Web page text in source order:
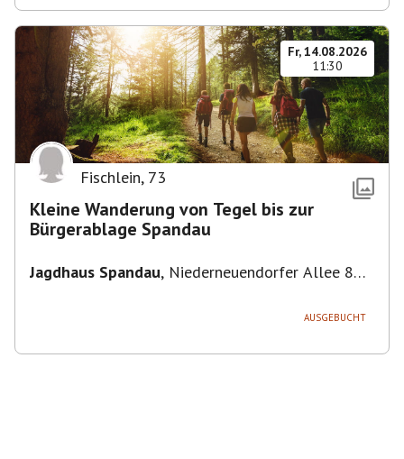
Fr, 14.08.2026
11:30
Fischlein, 73
Kleine Wanderung von Tegel bis zur
Bürgerablage Spandau
Jagdhaus Spandau, Niederneuendorfer Allee 80,
AUSGEBUCHT